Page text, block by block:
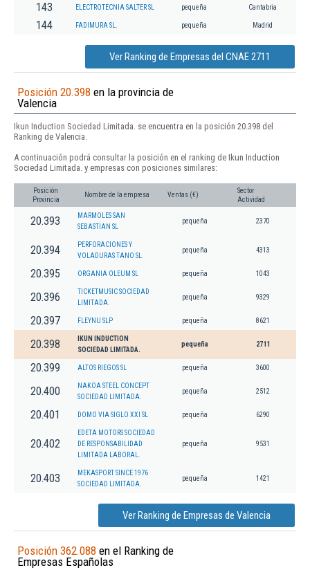
143 ELECTROTECNIA SALTER SL pequeña Cantabria
144 FADIMURA SL. pequeña Madrid
Ver Ranking de Empresas del CNAE 2711
Posición 20.398 en la provincia de
Valencia
Ikun Induction Sociedad Limitada. se encuentra en la posición 20.398 del
Ranking de Valencia.
A continuación podrá consultar la posición en el ranking de Ikun Induction
Sociedad Limitada. y empresas con posiciones similares:
Posición
Provincia
Nombre de la empresa Ventas (€)
Sector
Actividad
20.393
MARMOLES SAN
SEBASTIAN SL
pequeña 2370
20.394
PERFORACIONES Y
VOLADURAS TANO SL
pequeña 4313
20.395 ORGANIA OLEUM SL pequeña 1043
20.396
TICKETMUSIC SOCIEDAD
LIMITADA.
pequeña 9329
20.397 FLEYNU SLP pequeña 8621
20.398
IKUN INDUCTION
SOCIEDAD LIMITADA.
pequeña 2711
20.399 ALTOS RIEGOS SL pequeña 3600
20.400
NAKOA STEEL CONCEPT
SOCIEDAD LIMITADA.
pequeña 2512
20.401 DOMO VIA SIGLO XXI SL pequeña 6290
20.402
EDETA MOTORS SOCIEDAD
DE RESPONSABILIDAD
LIMITADA LABORAL.
pequeña 9531
20.403
MEKASPORT SINCE 1976
SOCIEDAD LIMITADA.
pequeña 1421
Ver Ranking de Empresas de Valencia
Posición 362.088 en el Ranking de
Empresas Españolas